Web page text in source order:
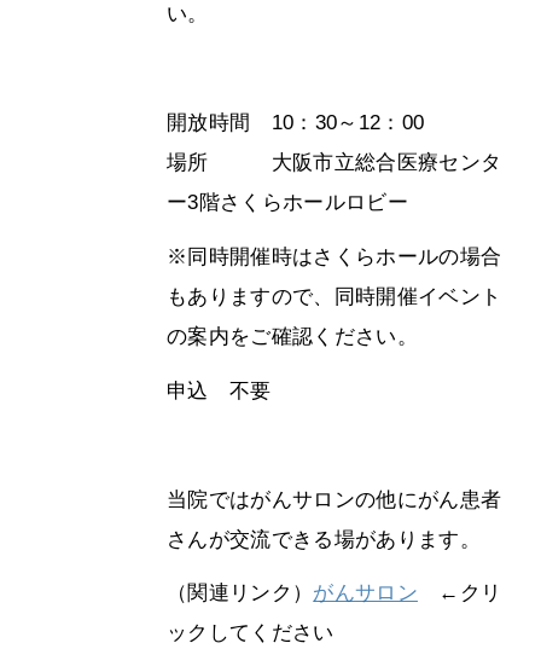
い。
開放時間 10：30～12：00
場所 大阪市立総合医療センタ
ー3階さくらホールロビー
※同時開催時はさくらホールの場合
もありますので、同時開催イベント
の案内をご確認ください。
申込 不要
当院ではがんサロンの他にがん患者
さんが交流できる場があります。
（関連リンク） がんサロン ←クリ
ックしてください